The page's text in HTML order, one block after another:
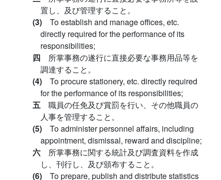
置し、及び管理すること。
(3) To establish and manage offices, etc.
directly required for the performance of its
responsibilities;
四 所掌事務の遂行に直接必要な事務用品等を
調達すること。
(4) To procure stationery, etc. directly required
for the performance of its responsibilities;
五 職員の任免及び賞罰を行い、その他職員の
人事を管理すること。
(5) To administer personnel affairs, including
appointment, dismissal, reward and discipline;
六 所掌事務に関する統計及び調査資料を作成
し、刊行し、及び頒布すること。
(6) To prepare, publish and distribute statistics